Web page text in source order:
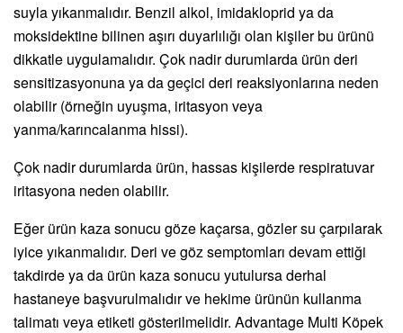
suyla yıkanmalıdır. Benzil alkol, imidakloprid ya da
moksidektine bilinen aşırı duyarlılığı olan kişiler bu ürünü
dikkatle uygulamalıdır. Çok nadir durumlarda ürün deri
sensitizasyonuna ya da geçici deri reaksiyonlarına neden
olabilir (örneğin uyuşma, iritasyon veya
yanma/karıncalanma hissi).
Çok nadir durumlarda ürün, hassas kişilerde respiratuvar
iritasyona neden olabilir.
Eğer ürün kaza sonucu göze kaçarsa, gözler su çarpılarak
iyice yıkanmalıdır. Deri ve göz semptomları devam ettiği
takdirde ya da ürün kaza sonucu yutulursa derhal
hastaneye başvurulmalıdır ve hekime ürünün kullanma
talimatı veya etiketi gösterilmelidir. Advantage Multi Köpek